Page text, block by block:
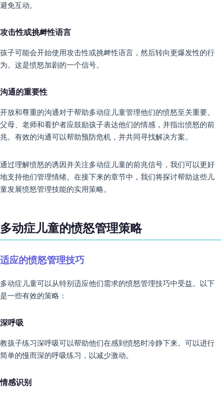
避免互动。
攻击性或挑衅性语言
孩子可能会开始使用攻击性或挑衅性语言，然后转向更爆发性的行
为。这是愤怒加剧的一个信号。
沟通的重要性
开放和尊重的沟通对于帮助多动症儿童管理他们的愤怒至关重要。
父母、老师和看护者应鼓励孩子表达他们的情感，并指出愤怒的前
兆。有效的沟通可以帮助预防危机，并共同寻找解决方案。
通过理解愤怒的诱因并关注多动症儿童的前兆信号，我们可以更好
地支持他们管理情绪。在接下来的章节中，我们将探讨帮助这些儿
童发展愤怒管理技能的实用策略。
多动症儿童的愤怒管理策略
适应的愤怒管理技巧
多动症儿童可以从特别适应他们需求的愤怒管理技巧中受益。以下
是一些有效的策略：
深呼吸
教孩子练习深呼吸可以帮助他们在感到愤怒时冷静下来。可以进行
简单的慢而深的呼吸练习，以减少激动。
情感识别